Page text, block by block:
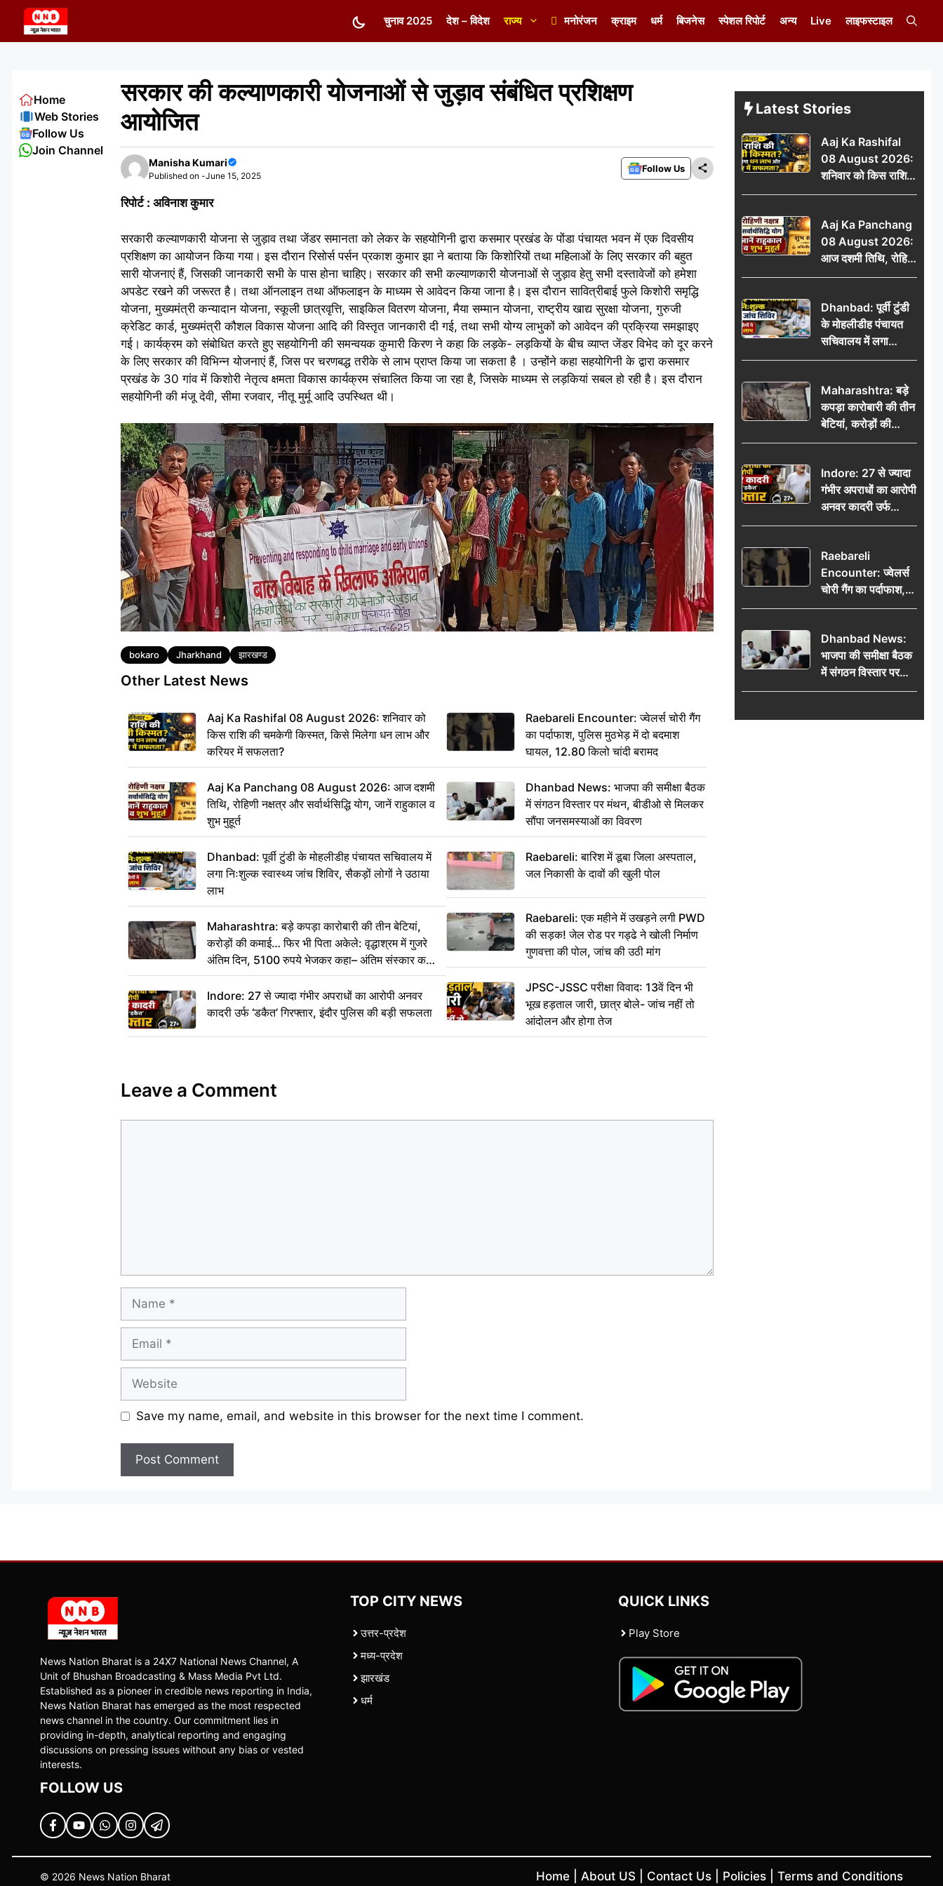
content
चुनाव 2025 देश – विदेश राज्य मनोरंजन क्राइम धर्म बिजनेस स्पेशल रिपोर्ट अन्य Live लाइफस्टाइल
सरकार की कल्याणकारी योजनाओं से जुड़ाव संबंधित प्रशिक्षण
आयोजित
Manisha Kumari
Published on -June 15, 2025
Follow Us
रिपोर्ट : अविनाश कुमार
सरकारी कल्याणकारी योजना से जुड़ाव तथा जेंडर समानता को लेकर के सहयोगिनी द्वारा कसमार प्रखंड के पोंडा पंचायत भवन में एक दिवसीय
प्रशिक्षण का आयोजन किया गया। इस दौरान रिसोर्स पर्सन प्रकाश कुमार झा ने बताया कि किशोरियों तथा महिलाओं के लिए सरकार की बहुत
सारी योजनाएं हैं, जिसकी जानकारी सभी के पास होना चाहिए। सरकार की सभी कल्याणकारी योजनाओं से जुड़ाव हेतु सभी दस्तावेजों को हमेशा
अपडेट रखने की जरूरत है। तथा ऑनलाइन तथा ऑफलाइन के माध्यम से आवेदन किया जाना है। इस दौरान सावित्रीबाई फुले किशोरी समृद्धि
योजना, मुख्यमंत्री कन्यादान योजना, स्कूली छात्रवृत्ति, साइकिल वितरण योजना, मैया सम्मान योजना, राष्ट्रीय खाद्य सुरक्षा योजना, गुरुजी
क्रेडिट कार्ड, मुख्यमंत्री कौशल विकास योजना आदि की विस्तृत जानकारी दी गई, तथा सभी योग्य लाभुकों को आवेदन की प्रक्रिया समझाइए
गई। कार्यक्रम को संबोधित करते हुए सहयोगिनी की समन्वयक कुमारी किरण ने कहा कि लड़के- लड़कियों के बीच व्याप्त जेंडर विभेद को दूर करने
के लिए सरकार की विभिन्न योजनाएं हैं, जिस पर चरणबद्ध तरीके से लाभ प्राप्त किया जा सकता है । उन्होंने कहा सहयोगिनी के द्वारा कसमार
प्रखंड के 30 गांव में किशोरी नेतृत्व क्षमता विकास कार्यक्रम संचालित किया जा रहा है, जिसके माध्यम से लड़कियां सबल हो रही है। इस दौरान
सहयोगिनी की मंजू देवी, सीमा रजवार, नीतू मुर्मू आदि उपस्थित थी।
Tags
bokaro Jharkhand झारखण्ड
Other Latest News
Aaj Ka Rashifal 08 August 2026: शनिवार को
किस राशि की चमकेगी किस्मत, किसे मिलेगा धन लाभ और
करियर में सफलता?
Aaj Ka Panchang 08 August 2026: आज दशमी
तिथि, रोहिणी नक्षत्र और सर्वार्थसिद्धि योग, जानें राहुकाल व
शुभ मुहूर्त
Dhanbad: पूर्वी टुंडी के मोहलीडीह पंचायत सचिवालय में
लगा निःशुल्क स्वास्थ्य जांच शिविर, सैकड़ों लोगों ने उठाया
लाभ
Maharashtra: बड़े कपड़ा कारोबारी की तीन बेटियां,
करोड़ों की कमाई… फिर भी पिता अकेले: वृद्धाश्रम में गुजरे
अंतिम दिन, 5100 रुपये भेजकर कहा– अंतिम संस्कार कर
दीजिए हम नहीं आ पाएंगे
Indore: 27 से ज्यादा गंभीर अपराधों का आरोपी अनवर
कादरी उर्फ ‘डकैत’ गिरफ्तार, इंदौर पुलिस की बड़ी सफलता
Raebareli Encounter: ज्वेलर्स चोरी गैंग
का पर्दाफाश, पुलिस मुठभेड़ में दो बदमाश
घायल, 12.80 किलो चांदी बरामद
Dhanbad News: भाजपा की समीक्षा बैठक
में संगठन विस्तार पर मंथन, बीडीओ से मिलकर
सौंपा जनसमस्याओं का विवरण
Raebareli: बारिश में डूबा जिला अस्पताल,
जल निकासी के दावों की खुली पोल
Raebareli: एक महीने में उखड़ने लगी PWD
की सड़क! जेल रोड पर गड्ढे ने खोली निर्माण
गुणवत्ता की पोल, जांच की उठी मांग
JPSC-JSSC परीक्षा विवाद: 13वें दिन भी
भूख हड़ताल जारी, छात्र बोले- जांच नहीं तो
आंदोलन और होगा तेज
Leave a Comment
Name
Email
Website
Save my name, email, and website in this browser for the next time I comment.
Home
Web Stories
Follow Us
Join Channel
Latest Stories
Aaj Ka Rashifal
08 August 2026:
शनिवार को किस राशि
की चमकेगी किस्मत,
और करियर में सफलता?
Aaj Ka Panchang
08 August 2026:
आज दशमी तिथि, रोहिणी
नक्षत्र और सर्वार्थसिद्धि
शुभ मुहूर्त
Dhanbad: पूर्वी टुंडी
के मोहलीडीह पंचायत
सचिवालय में लगा
निःशुल्क स्वास्थ्य जांच
उठाया लाभ
Maharashtra: बड़े
कपड़ा कारोबारी की तीन
बेटियां, करोड़ों की
कमाई… फिर भी पिता
अंतिम दिन, 5100 रुपये
भेजकर कहा– अंतिम
संस्कार कर दीजिए हम
नहीं आ पाएंगे
Indore: 27 से ज्यादा
गंभीर अपराधों का आरोपी
अनवर कादरी उर्फ
‘डकैत’ गिरफ्तार, इंदौर
Raebareli
Encounter: ज्वेलर्स
चोरी गैंग का पर्दाफाश,
पुलिस मुठभेड़ में दो
किलो चांदी बरामद
Dhanbad News:
भाजपा की समीक्षा बैठक
में संगठन विस्तार पर
मंथन, बीडीओ से
जनसमस्याओं का विवरण
News Nation Bharat is a 24X7 National News Channel, A
Unit of Bhushan Broadcasting & Mass Media Pvt Ltd.
Established as a pioneer in credible news reporting in India,
News Nation Bharat has emerged as the most respected
news channel in the country. Our commitment lies in
providing in-depth, analytical reporting and engaging
discussions on pressing issues without any bias or vested
interests.
FOLLOW US
TOP CITY NEWS
उत्तर-प्रदेश
मध्य-प्रदेश
झारखंड
धर्म
QUICK LINKS
Play Store
© 2026 News Nation Bharat Home About US Contact Us Policies Terms and Conditions